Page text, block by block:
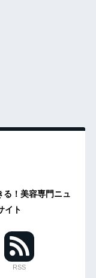
る！美容専門ニュ
イト
RSS